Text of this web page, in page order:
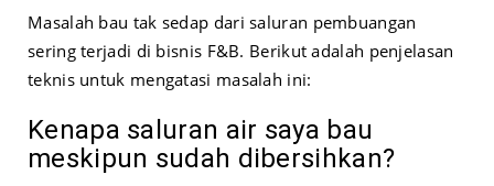
Masalah bau tak sedap dari saluran pembuangan
sering terjadi di bisnis F&B. Berikut adalah penjelasan
teknis untuk mengatasi masalah ini:
Kenapa saluran air saya bau
meskipun sudah dibersihkan?